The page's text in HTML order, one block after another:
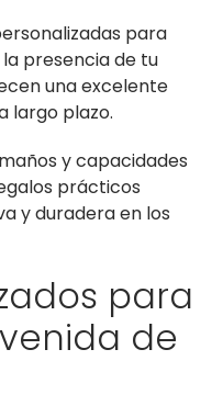
para
presencia de tu
una excelente
largo plazo.
y capacidades
prácticos
y duradera en los
para
de